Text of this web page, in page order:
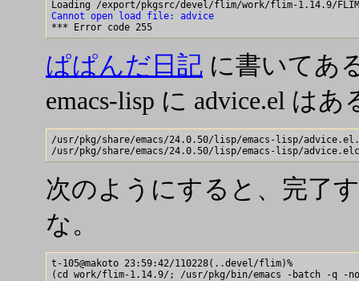
Cannot open load file: advice
ぱぱんだ日記 に書いてあ
emacs-lisp に advice.el はあ
/usr/pkg/share/emacs/24.0.50/lisp/emacs-lisp/
次のようにすると、完了
な。
t-105@makoto 23:59:42/110228(..devel/flim)%